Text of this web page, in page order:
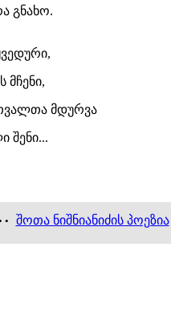
გნახო.
მჩენი,
მდურვა
შენი...
• შოთა ნიშნიანიძის პოეზია